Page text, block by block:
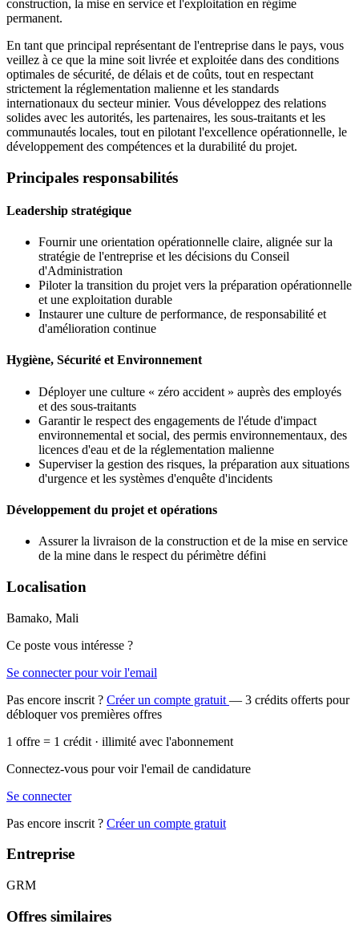
construction, la mise en service et l'exploitation en régime
permanent.
En tant que principal représentant de l'entreprise dans le pays, vous
veillez à ce que la mine soit livrée et exploitée dans des conditions
optimales de sécurité, de délais et de coûts, tout en respectant
strictement la réglementation malienne et les standards
internationaux du secteur minier. Vous développez des relations
solides avec les autorités, les partenaires, les sous-traitants et les
communautés locales, tout en pilotant l'excellence opérationnelle, le
développement des compétences et la durabilité du projet.
Principales responsabilités
Leadership stratégique
Fournir une orientation opérationnelle claire, alignée sur la
stratégie de l'entreprise et les décisions du Conseil
d'Administration
Piloter la transition du projet vers la préparation opérationnelle
et une exploitation durable
Instaurer une culture de performance, de responsabilité et
d'amélioration continue
Hygiène, Sécurité et Environnement
Déployer une culture « zéro accident » auprès des employés
et des sous-traitants
Garantir le respect des engagements de l'étude d'impact
environnemental et social, des permis environnementaux, des
licences d'eau et de la réglementation malienne
Superviser la gestion des risques, la préparation aux situations
d'urgence et les systèmes d'enquête d'incidents
Développement du projet et opérations
Assurer la livraison de la construction et de la mise en service
de la mine dans le respect du périmètre défini
Localisation
Bamako, Mali
Ce poste vous intéresse ?
Se connecter pour voir l'email
Pas encore inscrit ? Créer un compte gratuit — 3 crédits offerts pour
débloquer vos premières offres
1 offre = 1 crédit · illimité avec l'abonnement
Connectez-vous pour voir l'email de candidature
Se connecter
Pas encore inscrit ? Créer un compte gratuit
Entreprise
GRM
Offres similaires